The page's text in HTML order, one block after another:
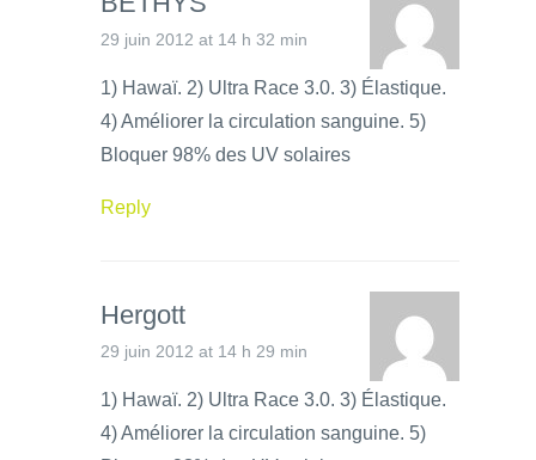
29 juin 2012 at 14 h 32 min
1) Hawaï. 2) Ultra Race 3.0. 3) Élastique.
4) Améliorer la circulation sanguine. 5)
Bloquer 98% des UV solaires
Reply
Hergott
29 juin 2012 at 14 h 29 min
1) Hawaï. 2) Ultra Race 3.0. 3) Élastique.
4) Améliorer la circulation sanguine. 5)